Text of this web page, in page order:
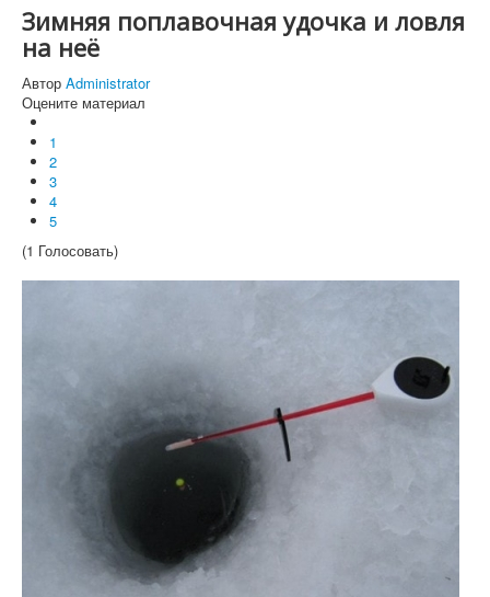
Зимняя поплавочная удочка и ловля
на неё
Автор Administrator
Оцените материал
1
2
3
4
5
(1 Голосовать)